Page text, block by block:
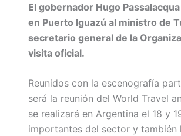
El gobernador Hugo
en Puerto Iguazú al ministro de
secretario general de la
visita oficial.
Reunidos con la escenografía
será la reunión del World Travel
se realizará en Argentina el 18 y
importantes del sector y